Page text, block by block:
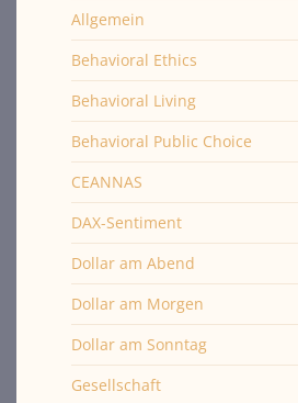
Allgemein
Behavioral Ethics
Behavioral Living
Behavioral Public Choice
CEANNAS
DAX-Sentiment
Dollar am Abend
Dollar am Morgen
Dollar am Sonntag
Gesellschaft